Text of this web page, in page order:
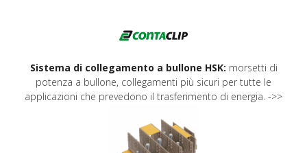
Sistema di collegamento a bullone HSK: morsetti di
potenza a bullone, collegamenti più sicuri per tutte le
applicazioni che prevedono il trasferimento di energia. ->>